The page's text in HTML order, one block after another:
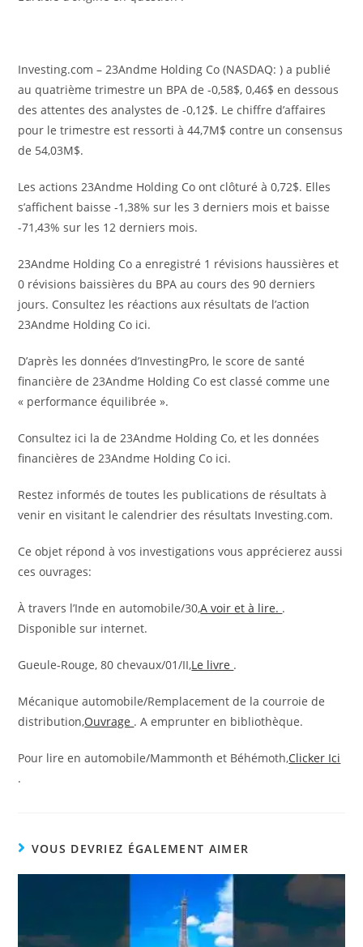
Investing.com – 23Andme Holding Co (NASDAQ: ) a publié
au quatrième trimestre un BPA de -0,58$, 0,46$ en dessous
des attentes des analystes de -0,12$. Le chiffre d’affaires
pour le trimestre est ressorti à 44,7M$ contre un consensus
de 54,03M$.
Les actions 23Andme Holding Co ont clôturé à 0,72$. Elles
s’affichent baisse -1,38% sur les 3 derniers mois et baisse
-71,43% sur les 12 derniers mois.
23Andme Holding Co a enregistré 1 révisions haussières et
0 révisions baissières du BPA au cours des 90 derniers
jours. Consultez les réactions aux résultats de l’action
23Andme Holding Co ici.
D’après les données d’InvestingPro, le score de santé
financière de 23Andme Holding Co est classé comme une
« performance équilibrée ».
Consultez ici la de 23Andme Holding Co, et les données
financières de 23Andme Holding Co ici.
Restez informés de toutes les publications de résultats à
venir en visitant le calendrier des résultats Investing.com.
Ce objet répond à vos investigations vous apprécierez aussi
ces ouvrages:
À travers l’Inde en automobile/30,A voir et à lire. .
Disponible sur internet.
Gueule-Rouge, 80 chevaux/01/II,Le livre .
Mécanique automobile/Remplacement de la courroie de
distribution,Ouvrage . A emprunter en bibliothèque.
Pour lire en automobile/Mammonth et Béhémoth,Clicker Ici
.
VOUS DEVRIEZ ÉGALEMENT AIMER